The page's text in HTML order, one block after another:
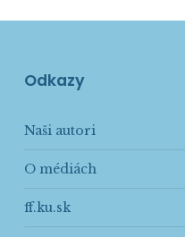
Odkazy
Naši autori
O médiách
ff.ku.sk